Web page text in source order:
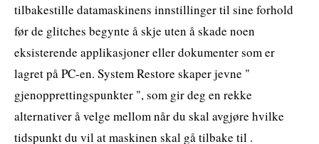
tilbakestille datamaskinens innstillinger til sine forhold
før de glitches begynte å skje uten å skade noen
eksisterende applikasjoner eller dokumenter som er
lagret på PC-en. System Restore skaper jevne "
gjenopprettingspunkter ", som gir deg en rekke
alternativer å velge mellom når du skal avgjøre hvilke
tidspunkt du vil at maskinen skal gå tilbake til .